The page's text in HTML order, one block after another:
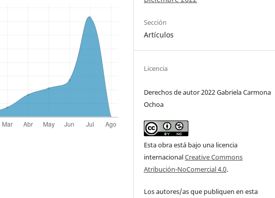
Sección
Artículos
Licencia
Derechos de autor 2022 Gabriela Carmona
Ochoa
Esta obra está bajo una licencia
internacionalCreative Commons
Atribución-NoComercial 4.0.
Los autores/as que publiquen en esta